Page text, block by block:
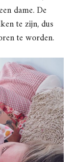
dame. De
te zijn, dus
te worden.